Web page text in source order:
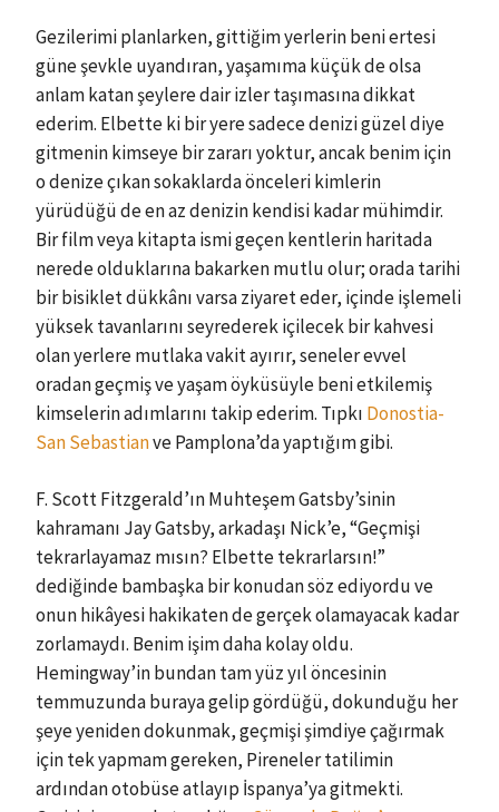
Gezilerimi planlarken, gittiğim yerlerin beni ertesi
güne şevkle uyandıran, yaşamıma küçük de olsa
anlam katan şeylere dair izler taşımasına dikkat
ederim. Elbette ki bir yere sadece denizi güzel diye
gitmenin kimseye bir zararı yoktur, ancak benim için
o denize çıkan sokaklarda önceleri kimlerin
yürüdüğü de en az denizin kendisi kadar mühimdir.
Bir film veya kitapta ismi geçen kentlerin haritada
nerede olduklarına bakarken mutlu olur; orada tarihi
bir bisiklet dükkânı varsa ziyaret eder, içinde işlemeli
yüksek tavanlarını seyrederek içilecek bir kahvesi
olan yerlere mutlaka vakit ayırır, seneler evvel
oradan geçmiş ve yaşam öyküsüyle beni etkilemiş
kimselerin adımlarını takip ederim. Tıpkı Donostia-
San Sebastianve Pamplona’da yaptığım gibi.
F. Scott Fitzgerald’ın Muhteşem Gatsby’sinin
kahramanı Jay Gatsby, arkadaşı Nick’e, “Geçmişi
tekrarlayamaz mısın? Elbette tekrarlarsın!”
dediğinde bambaşka bir konudan söz ediyordu ve
onun hikâyesi hakikaten de gerçek olamayacak kadar
zorlamaydı. Benim işim daha kolay oldu.
Hemingway’in bundan tam yüz yıl öncesinin
temmuzunda buraya gelip gördüğü, dokunduğu her
şeye yeniden dokunmak, geçmişi şimdiye çağırmak
için tek yapmam gereken, Pireneler tatilimin
ardından otobüse atlayıp İspanya’ya gitmekti.